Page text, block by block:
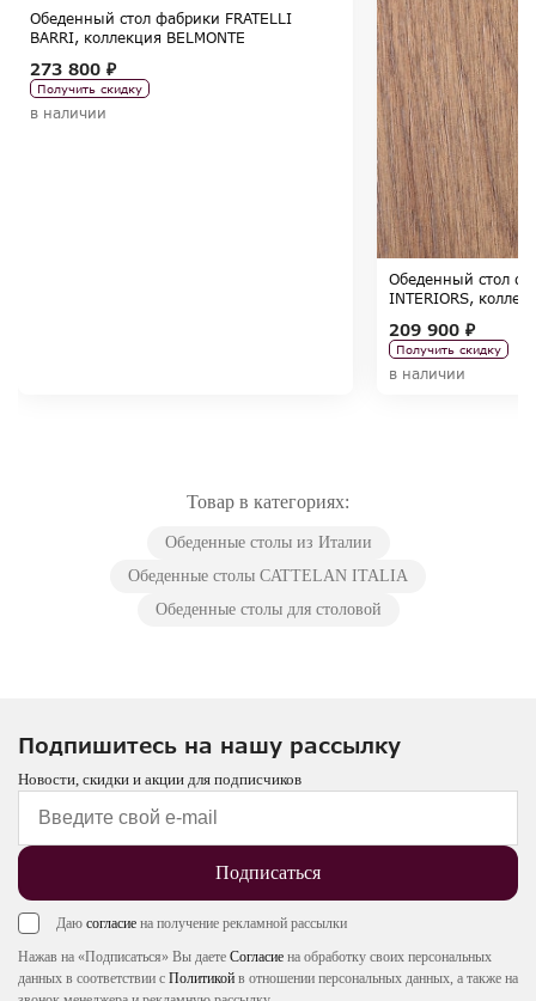
Обеденный стол фабрики FRATELLI
BARRI, коллекция BELMONTE
273 800 ₽
Получить скидку
в наличии
Обеденный стол
INTERIORS,
209 900 ₽
Получить скидку
в наличии
Товар в категориях:
Обеденные столы из Италии
Обеденные столы CATTELAN ITALIA
Обеденные столы для столовой
Подпишитесь на нашу рассылку
Новости, скидки и акции для подписчиков
Подписаться
Даю согласие на получение рекламной рассылки
Нажав на «Подписаться» Вы даете Согласие на обработку своих персональных
данных в соответствии с Политикой в отношении персональных данных, а также на